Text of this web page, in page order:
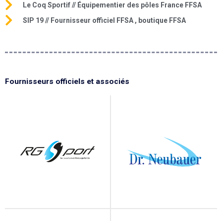
Le Coq Sportif // Équipementier des pôles France FFSA
SIP 19 // Fournisseur officiel FFSA , boutique FFSA
Fournisseurs officiels et associés